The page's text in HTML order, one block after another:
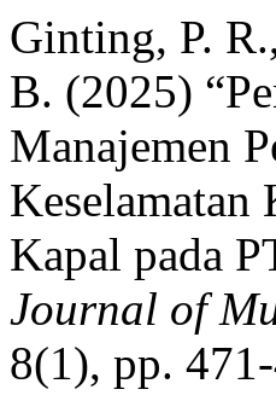
Ginting, P.
B. (2025)
Manajemen
Kapal pada
Journal of
8(1), pp.